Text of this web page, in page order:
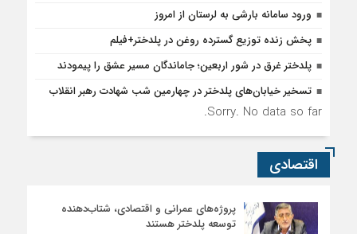
ورود سامانه بارشی به لرستان از امروز
پخش زنده توزیع گسترده روغن در پلدختر+فیلم
پلدختر غرق در شور اربعین؛ جاماندگان مسیر عشق را پیمودند
تسخیر خیابان‌های پلدختر در چهارمین شب شهادت رهبر انقلاب
Sorry. No data so far.
اقتصادی
پروژه‌های عمرانی و اقتصادی، شتاب‌دهنده
توسعه پلدختر هستند